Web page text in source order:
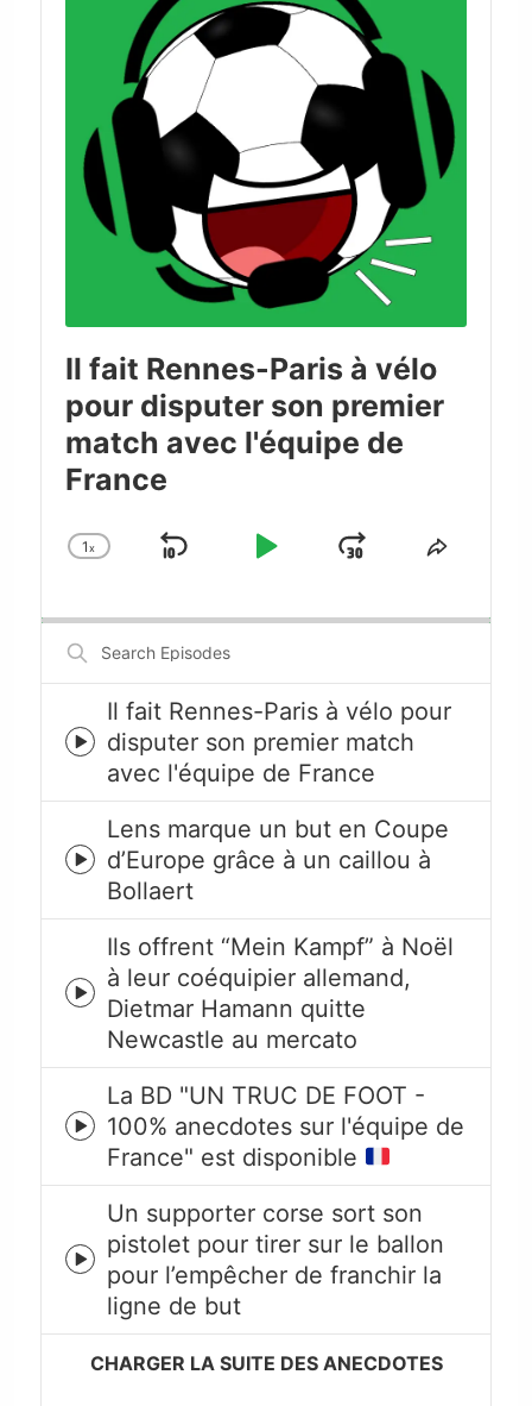
Il fait Rennes-Paris à vélo
pour disputer son premier
match avec l'équipe de
France
Change
1x
Skip
Play
JumpShare
Search
Episodes
Episode
play
icon
Il fait Rennes-Paris à vélo pour
disputer son premier match
avec l'équipe de France
Episode
play
icon
Lens marque un but en Coupe
d’Europe grâce à un caillou à
Bollaert
Episode
play
icon
Ils offrent “Mein Kampf” à Noël
à leur coéquipier allemand,
Dietmar Hamann quitte
Newcastle au mercato
Episode
play
icon
La BD "UN TRUC DE FOOT -
100% anecdotes sur l'équipe de
France" est disponible
Episode
play
icon
Un supporter corse sort son
pistolet pour tirer sur le ballon
pour l’empêcher de franchir la
ligne de but